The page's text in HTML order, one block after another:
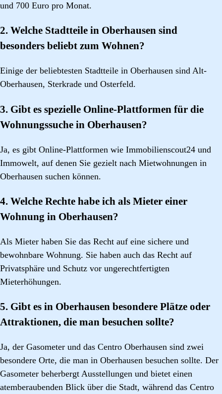
und 700 Euro pro Monat.
2. Welche Stadtteile in Oberhausen sind
besonders beliebt zum Wohnen?
Einige der beliebtesten Stadtteile in Oberhausen sind Alt-
Oberhausen, Sterkrade und Osterfeld.
3. Gibt es spezielle Online-Plattformen für die
Wohnungssuche in Oberhausen?
Ja, es gibt Online-Plattformen wie Immobilienscout24 und
Immowelt, auf denen Sie gezielt nach Mietwohnungen in
Oberhausen suchen können.
4. Welche Rechte habe ich als Mieter einer
Wohnung in Oberhausen?
Als Mieter haben Sie das Recht auf eine sichere und
bewohnbare Wohnung. Sie haben auch das Recht auf
Privatsphäre und Schutz vor ungerechtfertigten
Mieterhöhungen.
5. Gibt es in Oberhausen besondere Plätze oder
Attraktionen, die man besuchen sollte?
Ja, der Gasometer und das Centro Oberhausen sind zwei
besondere Orte, die man in Oberhausen besuchen sollte. Der
Gasometer beherbergt Ausstellungen und bietet einen
atemberaubenden Blick über die Stadt, während das Centro